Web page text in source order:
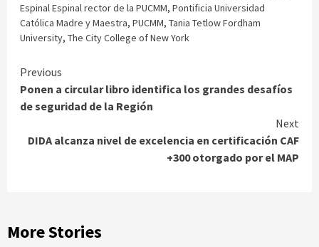
Espinal Espinal rector de la PUCMM, Pontificia Universidad
Católica Madre y Maestra, PUCMM, Tania Tetlow Fordham
University, The City College of New York
Continue
Reading
Previous
Ponen a circular libro identifica los grandes desafíos
de seguridad de la Región
Next
DIDA alcanza nivel de excelencia en certificación CAF
+300 otorgado por el MAP
More Stories